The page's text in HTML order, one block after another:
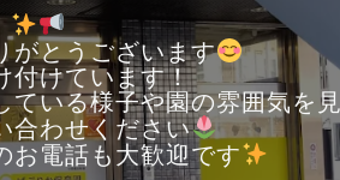
がとうございます
付けています！
ている様子や園の雰囲気を
合わせください
お電話も大歓迎です